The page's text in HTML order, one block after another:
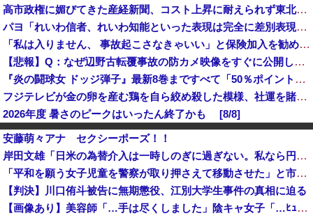
高市政権に媚びてきた産経新聞、コスト上昇に耐えられず東北6県撤退を発表
パヨ「れいわ信者、れいわ知能といった表現は完全に差別表現。メディアは放送禁止用語に指定するべき」
「私は入りません、 事故起こさなきゃいい」と保険加入を勧められた推し活民が反発、保険代が勿体無いし事故起こしたとして……
【悲報】Q：なぜ辺野古転覆事故の防カメ映像をすぐに公開しなかったのか？ → 玉城デニー知事の衝撃の回答がコチラ → ｗｗｗｗｗｗｗｗｗｗｗｗｗｗ...
『炎の闘球女 ドッジ弾子』最新8巻まですべて「50％ポイント還元」セール！3,505円分返ってくる！先月発売の新刊も対象！アニメ放送中！名前が下...
フジテレビが金の卵を産む鶏を自ら絞め殺した模様、社運を賭けたドル箱コンテンツが御蔵入りになってしまい……
2026年度 暑さのピークはいったん終了かも [8/8]
【は？】極左団体さん「原爆ドーム前を明け渡せば核戦争が始まる！」→ 観衆のマジレスが鋭すぎるとネットで話題に → ｗｗｗｗｗｗｗｗｗｗｗｗ
高市首相靖国参拝「適切に判断」 官房長官
【速報】中2男子、野球部の練習中に頭部を強打しCT検査→70代医師「問題ないです」→中学生死亡「他人のCT画像みてました」
安藤萌々アナ セクシーポーズ！！
岸田文雄「日米の為替介入は一時しのぎに過ぎない。私なら円を強くすることが出来る」
「平和を願う女子児童を警察が取り押さえて移動させた」と市民団体が告発、「児童……どこ？」とガチで困惑する人が続出
【判決】川口侑斗被告に無期懲役、江別大学生事件の真相に迫る
【画像あり】美容師「…手は尽くしました」陰キャ女子「…ﾋｭｯ」→結果・・・